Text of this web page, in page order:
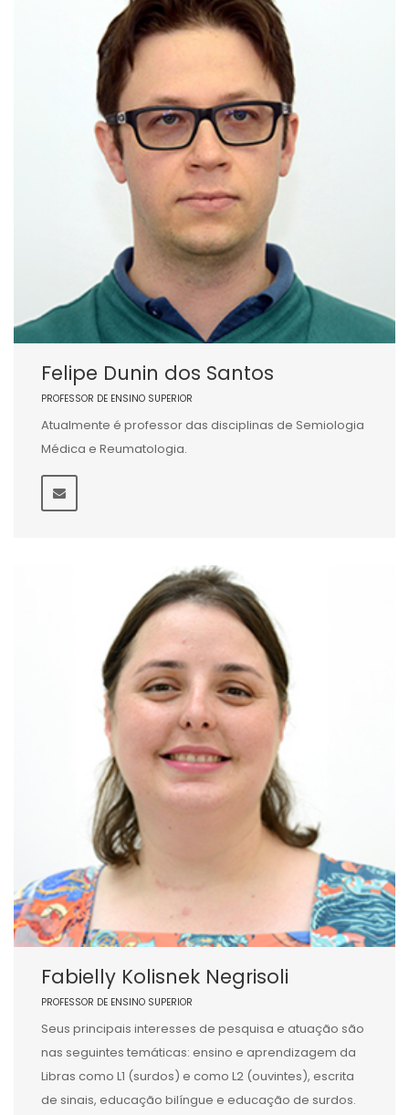
Felipe Dunin dos Santos
PROFESSOR DE ENSINO SUPERIOR
Atualmente é professor das disciplinas de Semiologia
Médica e Reumatologia.
Fabielly Kolisnek Negrisoli
PROFESSOR DE ENSINO SUPERIOR
Seus principais interesses de pesquisa e atuação são
nas seguintes temáticas: ensino e aprendizagem da
Libras como L1 (surdos) e como L2 (ouvintes), escrita
de sinais, educação bilíngue e educação de surdos.